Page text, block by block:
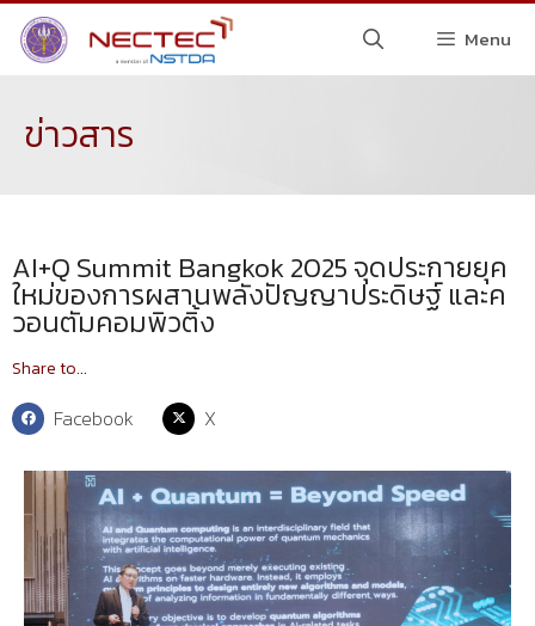
Menu
ข่าวสาร
AI+Q Summit Bangkok 2025 จุดประกายยุค
ใหม่ของการผสานพลังปัญญาประดิษฐ์ และค
วอนตัมคอมพิวติ้ง
Share to...
Facebook X